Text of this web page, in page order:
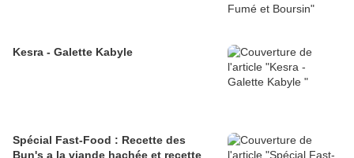
Kesra - Galette Kabyle
Spécial Fast-Food : Recette des
Bun's a la viande hachée et recette